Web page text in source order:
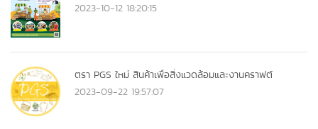
2023-10-12 18:20:15
ตรา PGS ใหม่ สินค้าเพื่อสิ่งแวดล้อมและงานคราฟต์
2023-09-22 19:57:07